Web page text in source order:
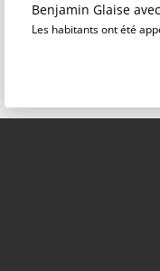
Benjamin Glaise
Les habitants ont été